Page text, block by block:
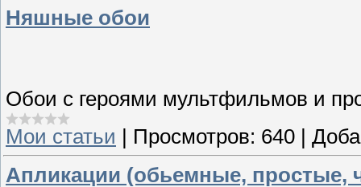
Няшные обои
Обои с героями мультфильмов и
Мои статьи
Просмотров: 640
Апликации (обьемные, простые,